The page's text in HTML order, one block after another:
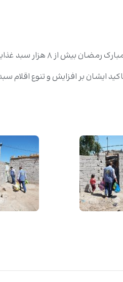
نیازمند توزیع کرده است.
ایشان بر افزایش و تنوع اقلام